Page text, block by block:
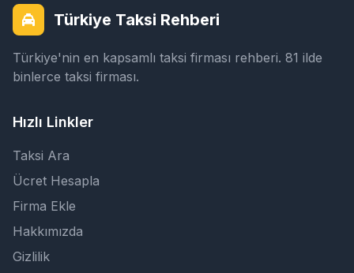
Türkiye Taksi Rehberi
Türkiye'nin en kapsamlı taksi firması rehberi. 81 ilde
binlerce taksi firması.
Hızlı Linkler
Taksi Ara
Ücret Hesapla
Firma Ekle
Hakkımızda
Gizlilik